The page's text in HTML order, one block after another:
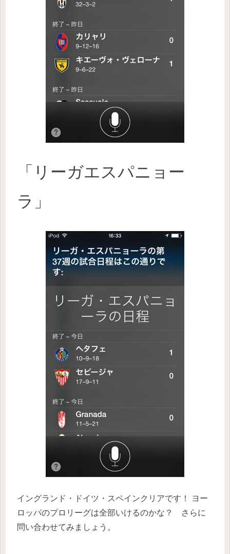
「リーガエスパニョー
ラ」
イングランド・ドイツ・スペインクリアです！ ヨー
ロッパのプロリーグは全部いけるのかな？ さらに
問い合わせてみましょう。